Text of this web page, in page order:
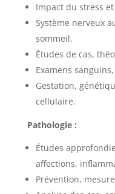
Impact du stress
Système nerveux
sommeil.
Études de cas,
Examens
Gestation,
cellulaire.
Pathologie :
Études
affections,
Prévention,